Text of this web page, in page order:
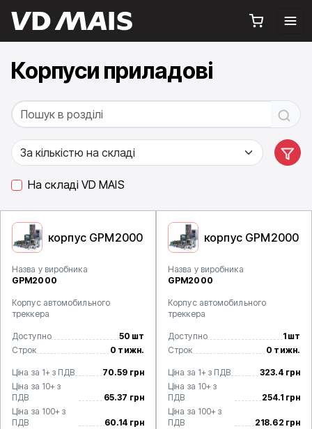
Корпуси приладові
На складі VD MAIS
корпус GPM2000
Назва у виробника
GPM2000
Корпус автомобильного
треккера
Доступно
50 шт
Строк
0 тижн.
Ціна за 1+ з ПДВ
70.59 грн
Ціна за 10+ з
ПДВ
65.37 грн
Ціна за 100+ з
ПДВ
60.14 грн
корпус GPM2000
Назва у виробника
GPM2000
Корпус автомобильного
треккера
Доступно
1 шт
Строк
0 тижн.
Ціна за 1+ з ПДВ
323.4 грн
Ціна за 10+ з
ПДВ
254.1 грн
Ціна за 100+ з
ПДВ
218.62 грн